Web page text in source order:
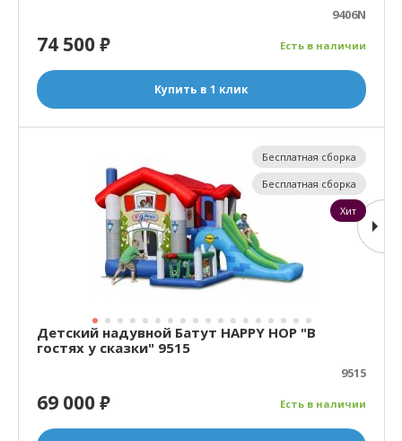
9406N
Есть в наличии
74 500₽
Купить в 1 клик
Детский надувной Батут HAPPY HOP "В
гостях у сказки" 9515
9515
Есть в наличии
69 000₽
Бесплатная сборка
Бесплатная сборка
Хит